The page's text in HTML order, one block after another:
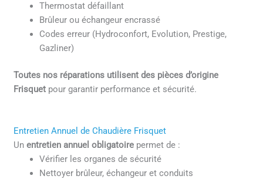
Thermostat défaillant
Brûleur ou échangeur encrassé
Codes erreur (Hydroconfort, Evolution, Prestige,
Gazliner)
Toutes nos réparations utilisent des pièces d’origine
Frisquet pour garantir performance et sécurité.
Entretien Annuel de Chaudière Frisquet
Unentretien annuel obligatoire permet de :
Vérifier les organes de sécurité
Nettoyer brûleur, échangeur et conduits